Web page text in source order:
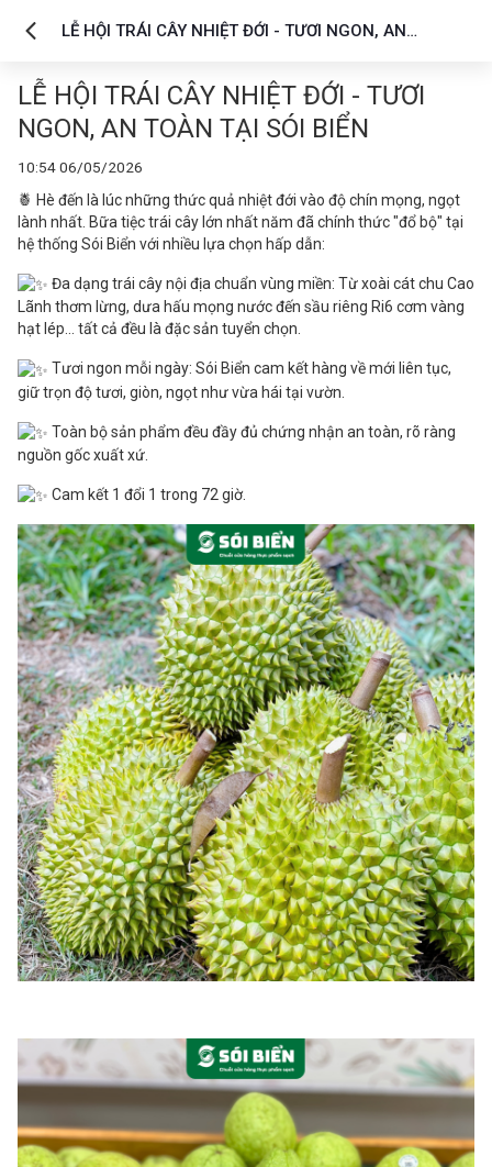
LỄ HỘI TRÁI CÂY NHIỆT ĐỚI - TƯƠI NGON, AN
LỄ HỘI TRÁI CÂY NHIỆT ĐỚI - TƯƠI
NGON, AN TOÀN TẠI SÓI BIỂN
10:54 06/05/2026
🍍 Hè đến là lúc những thức quả nhiệt đới vào độ chín mọng, ngọt
lành nhất. Bữa tiệc trái cây lớn nhất năm đã chính thức "đổ bộ" tại
hệ thống Sói Biển với nhiều lựa chọn hấp dẫn:
Đa dạng trái cây nội địa chuẩn vùng miền: Từ xoài cát chu Cao
Lãnh thơm lừng, dưa hấu mọng nước đến sầu riêng Ri6 cơm vàng
hạt lép... tất cả đều là đặc sản tuyển chọn.
Tươi ngon mỗi ngày: Sói Biển cam kết hàng về mới liên tục,
giữ trọn độ tươi, giòn, ngọt như vừa hái tại vườn.
Toàn bộ sản phẩm đều đầy đủ chứng nhận an toàn, rõ ràng
nguồn gốc xuất xứ.
Cam kết 1 đổi 1 trong 72 giờ.